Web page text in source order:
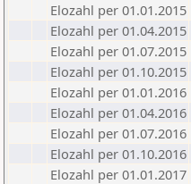
Elozahl per 01.01.2015
Elozahl per 01.04.2015
Elozahl per 01.07.2015
Elozahl per 01.10.2015
Elozahl per 01.01.2016
Elozahl per 01.04.2016
Elozahl per 01.07.2016
Elozahl per 01.10.2016
Elozahl per 01.01.2017